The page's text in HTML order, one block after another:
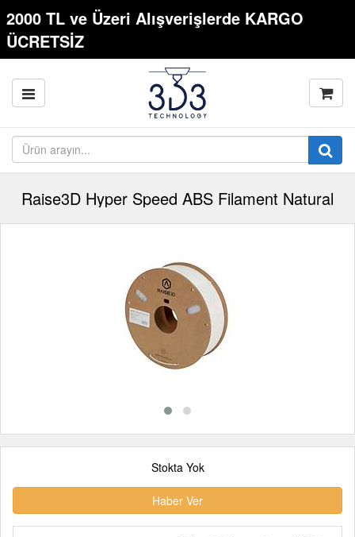
2000 TL ve Üzeri Alışverişlerde KARGO
ÜCRETSİZ
Raise3D Hyper Speed ABS Filament Natural
Stokta Yok
Haber Ver